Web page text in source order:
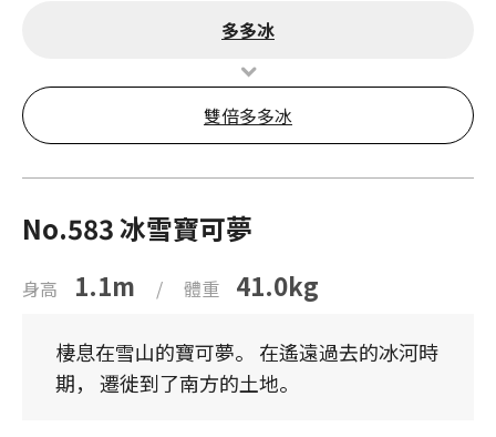
多多冰
雙倍多多冰
No.583 冰雪寶可夢
身高 1.1m / 體重 41.0kg
棲息在雪山的寶可夢。 在遙遠過去的冰河時
期， 遷徙到了南方的土地。